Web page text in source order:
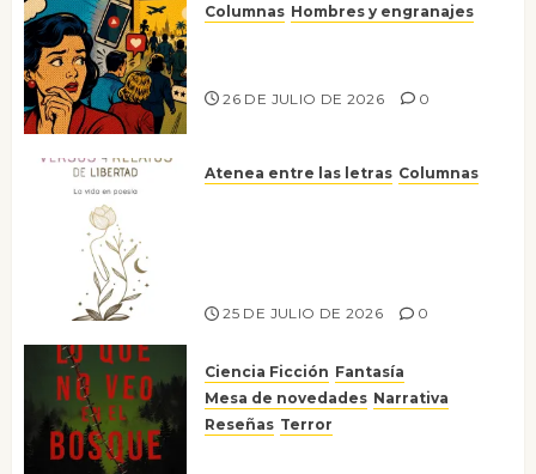
Columnas Hombres y engranajes
26 DE JULIO DE 2026 0
Atenea entre las letras Columnas
25 DE JULIO DE 2026 0
Ciencia Ficción Fantasía
Mesa de novedades Narrativa
Reseñas Terror